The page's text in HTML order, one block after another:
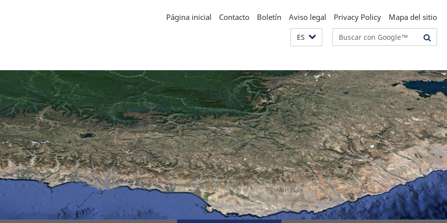
Página inicial Contacto Boletín Aviso legal Privacy Policy Mapa del sitio
ES Suchbegriffe